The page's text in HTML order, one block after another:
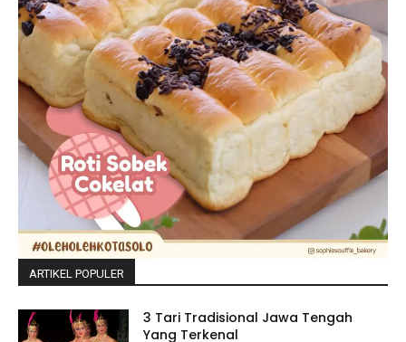
ARTIKEL POPULER
3 Tari Tradisional Jawa Tengah
Yang Terkenal